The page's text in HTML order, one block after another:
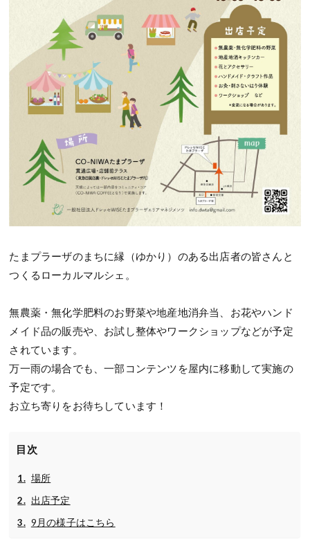
たまプラーザのまちに縁（ゆかり）のある出店者の皆さんと
つくるローカルマルシェ。
無農薬・無化学肥料のお野菜や地産地消弁当、お花やハンド
メイド品の販売や、お試し整体やワークショップなどが予定
されています。
万一雨の場合でも、一部コンテンツを屋内に移動して実施の
予定です。
お立ち寄りをお待ちしています！
目次
場所
出店予定
9月の様子はこちら